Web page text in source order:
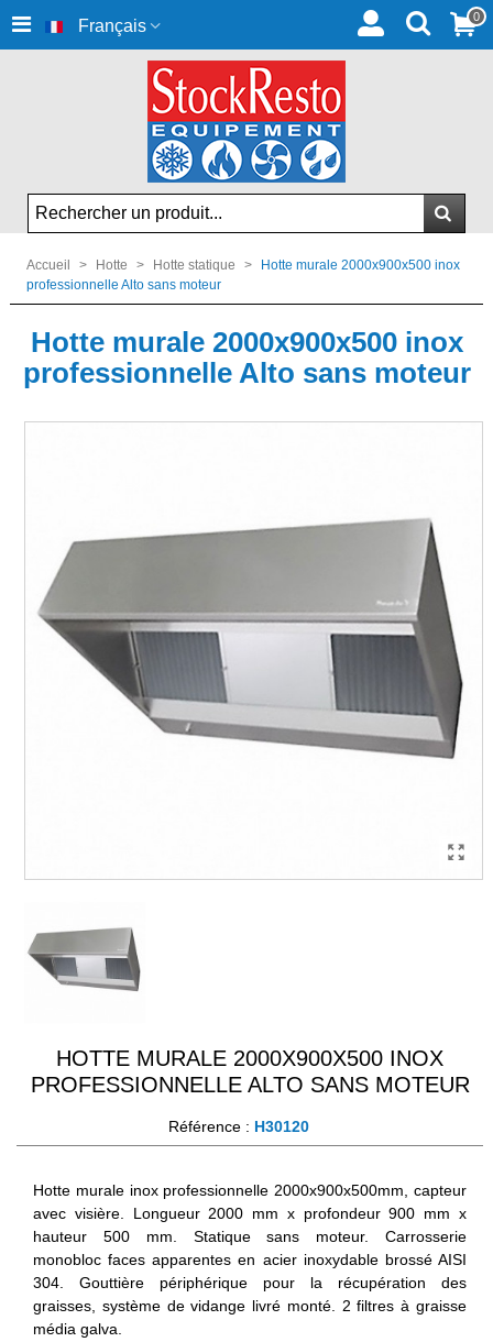
Français 0
Accueil > Hotte > Hotte statique >
Hotte murale 2000x900x500 inox
professionnelle Alto sans moteur
Hotte murale 2000x900x500 inox
professionnelle Alto sans moteur
HOTTE MURALE 2000X900X500 INOX
PROFESSIONNELLE ALTO SANS MOTEUR
Référence : H30120
Hotte murale inox professionnelle 2000x900x500mm, capteur
avec visière. Longueur 2000 mm x profondeur 900 mm x
hauteur 500 mm. Statique sans moteur. Carrosserie
monobloc faces apparentes en acier inoxydable brossé AISI
304. Gouttière périphérique pour la récupération des
graisses, système de vidange livré monté. 2 filtres à graisse
média galva.